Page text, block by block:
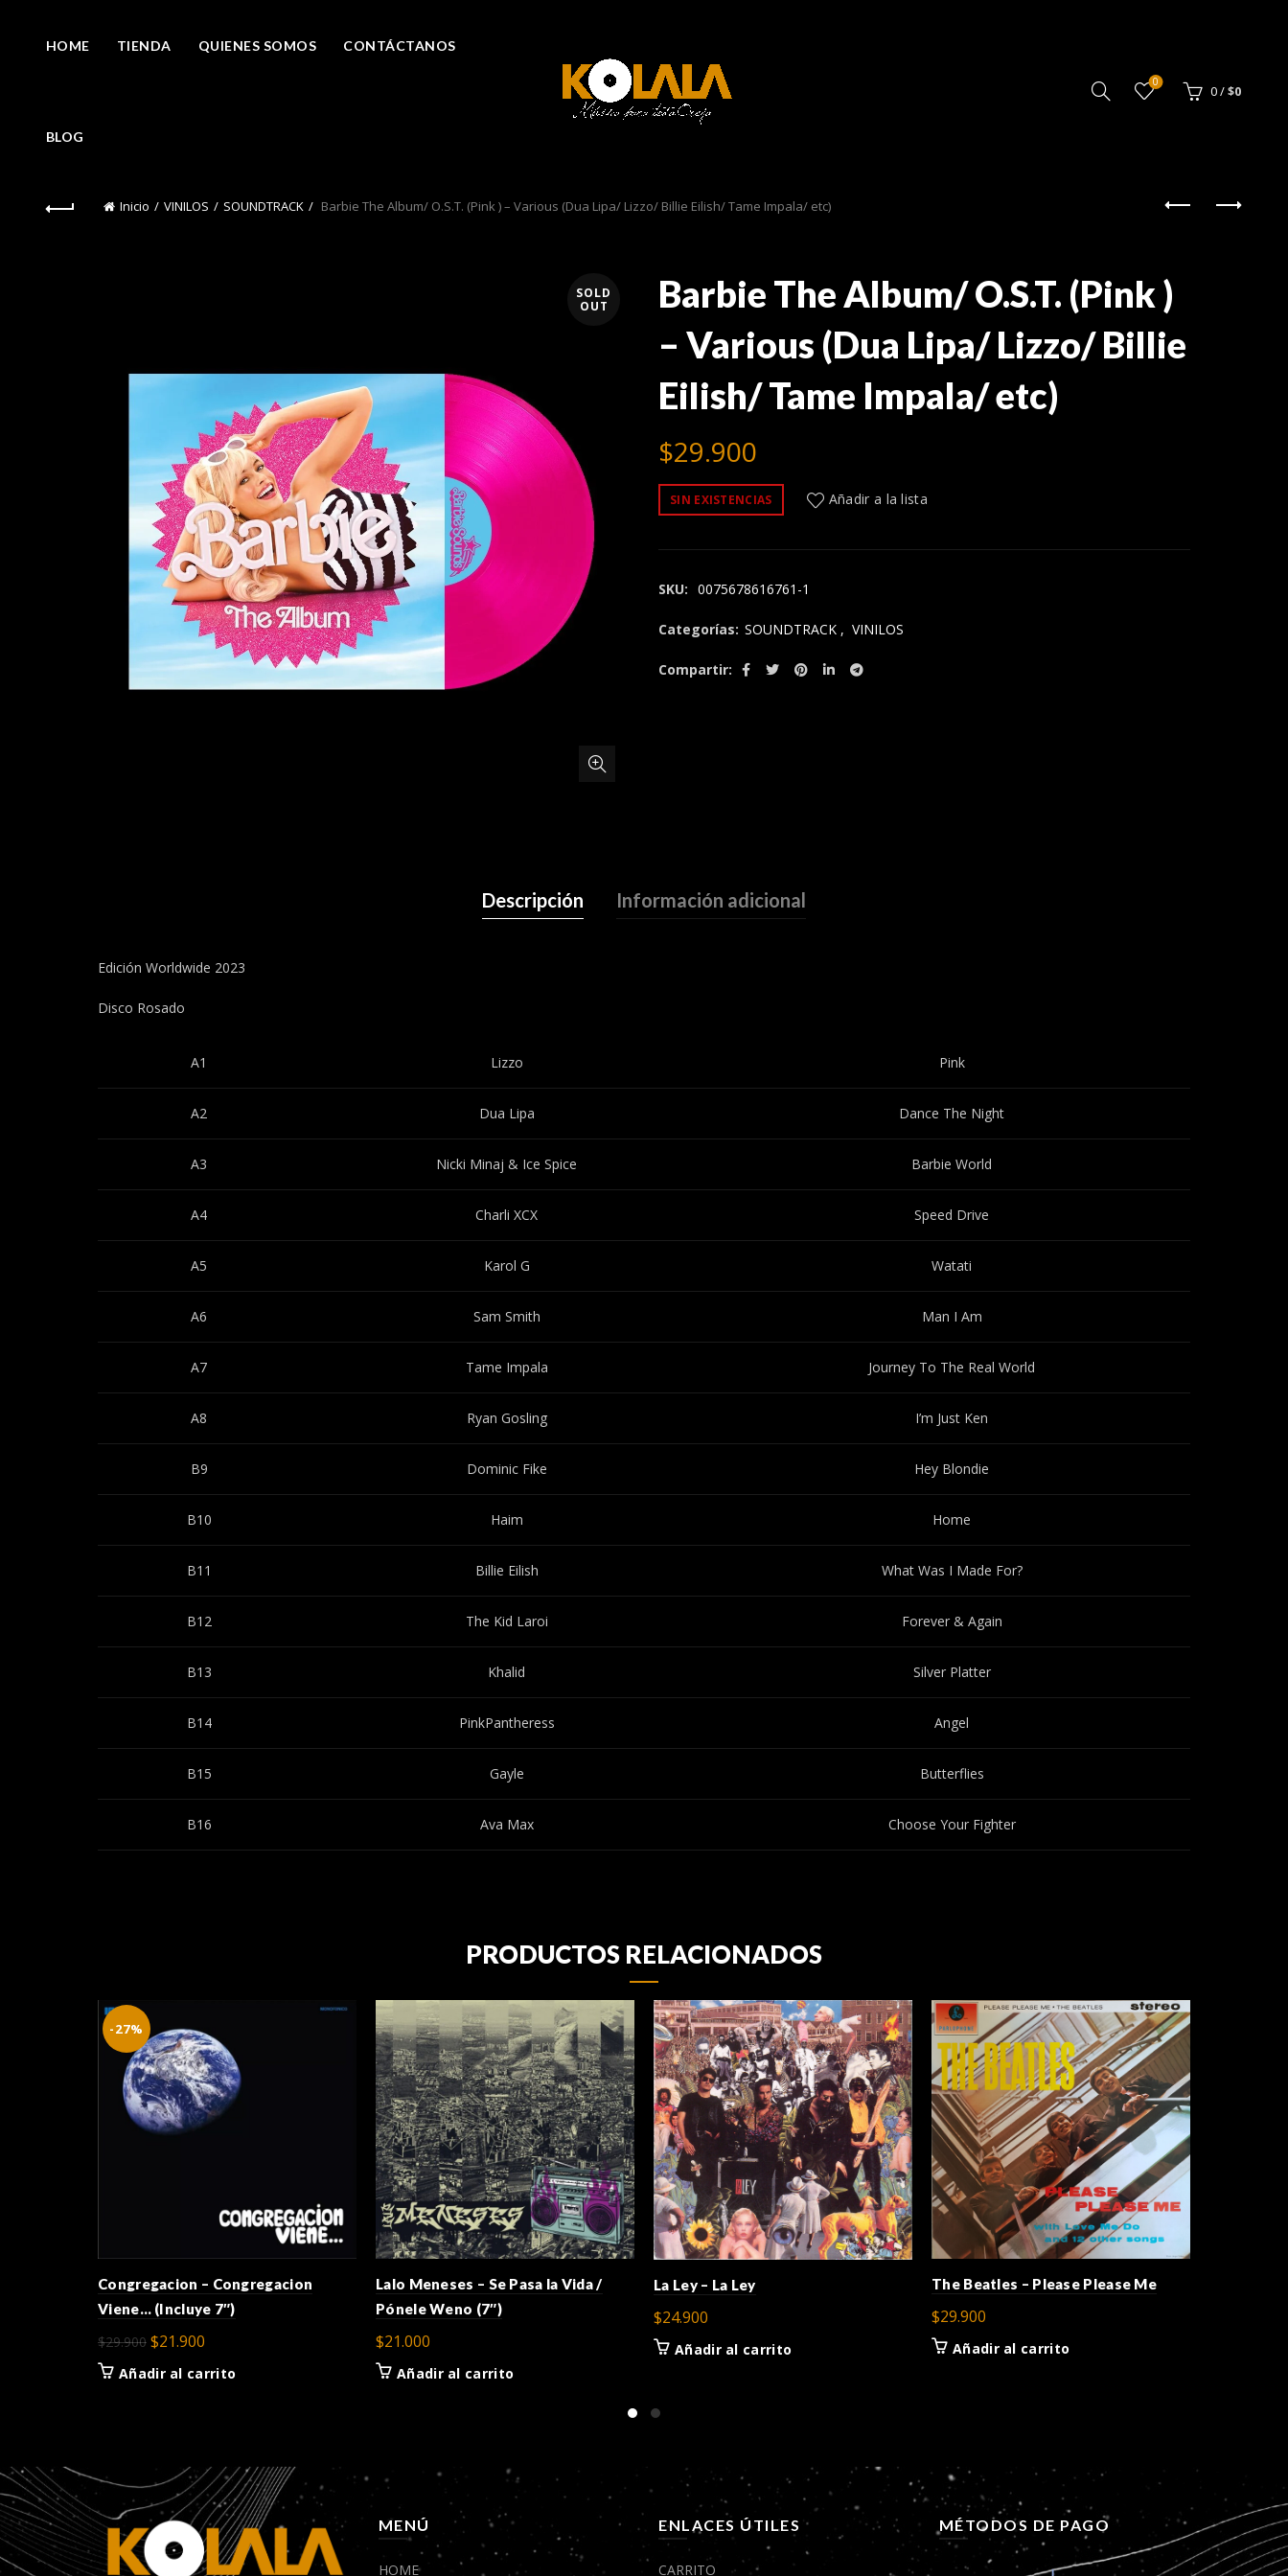
HOME TIENDA QUIENES SOMOS CONTÁCTANOS
BLOG
0
0/$0
Inicio VINILOS SOUNDTRACK Barbie The Album/ O.S.T. (Pink ) – Various (Dua Lipa/ Lizzo/ Billie Eilish/ Tame Impala/ etc)
SOLD
OUT
Barbie The Album/ O.S.T. (Pink )
– Various (Dua Lipa/ Lizzo/ Billie
Eilish/ Tame Impala/ etc)
$29.900
SIN EXISTENCIAS Añadir a la lista
SKU: 0075678616761-1
Categorías: SOUNDTRACK , VINILOS
Compartir
Descripción Información adicional
Edición Worldwide 2023
Disco Rosado
A1 Lizzo Pink
A2 Dua Lipa Dance The Night
A3 Nicki Minaj & Ice Spice Barbie World
A4 Charli XCX Speed Drive
A5 Karol G Watati
A6 Sam Smith Man I Am
A7 Tame Impala Journey To The Real World
A8 Ryan Gosling I’m Just Ken
B9 Dominic Fike Hey Blondie
B10 Haim Home
B11 Billie Eilish What Was I Made For?
B12 The Kid Laroi Forever & Again
B13 Khalid Silver Platter
B14 PinkPantheress Angel
B15 Gayle Butterflies
B16 Ava Max Choose Your Fighter
PRODUCTOS RELACIONADOS
-27%
Congregacion – Congregacion
Viene… (Incluye 7″)
$29.900 El
precio
$21.900
precio
Añadir al carrito
Lalo Meneses – Se Pasa la Vida /
Pónele Weno (7″)
$21.000
Añadir al carrito
La Ley – La Ley
$24.900
Añadir al carrito
The Beatles – Please Please Me
$29.900
Añadir al carrito
MENÚ
HOME
ENLACES ÚTILES
CARRITO
MÉTODOS DE PAGO